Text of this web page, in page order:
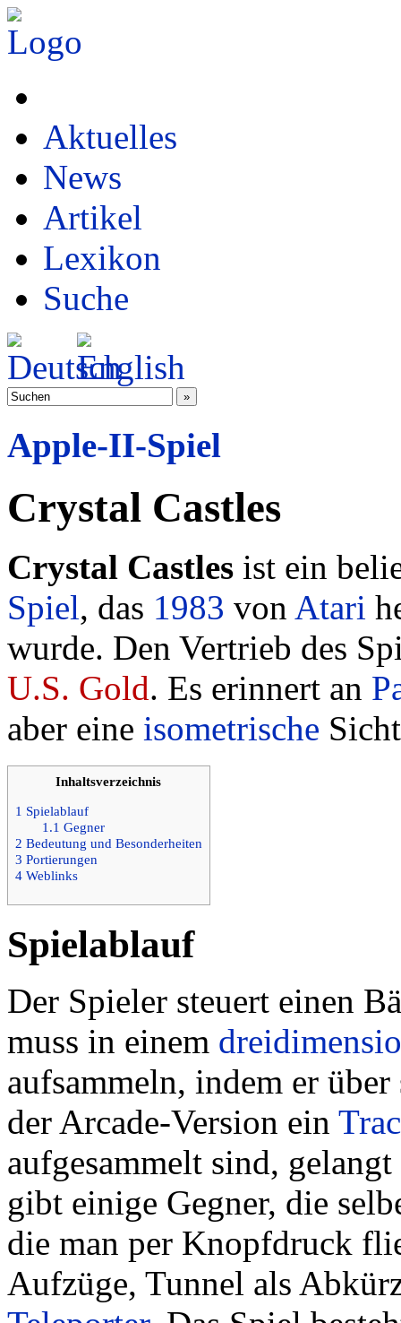
Aktuelles
News
Artikel
Lexikon
Suche
Apple-II-Spiel
Crystal Castles
Crystal Castles ist ein
Spiel, das 1983 von Atari
wurde. Den Vertrieb des
U.S. Gold. Es erinnert an
aber eine isometrische
Inhaltsverzeichnis
1 Spielablauf
1.1 Gegner
2 Bedeutung und Besonderheiten
3 Portierungen
4 Weblinks
Spielablauf
Der Spieler steuert einen
muss in einem
aufsammeln, indem er
der Arcade-Version ein
aufgesammelt sind,
gibt einige Gegner, die
die man per Knopfdruck
Aufzüge, Tunnel als